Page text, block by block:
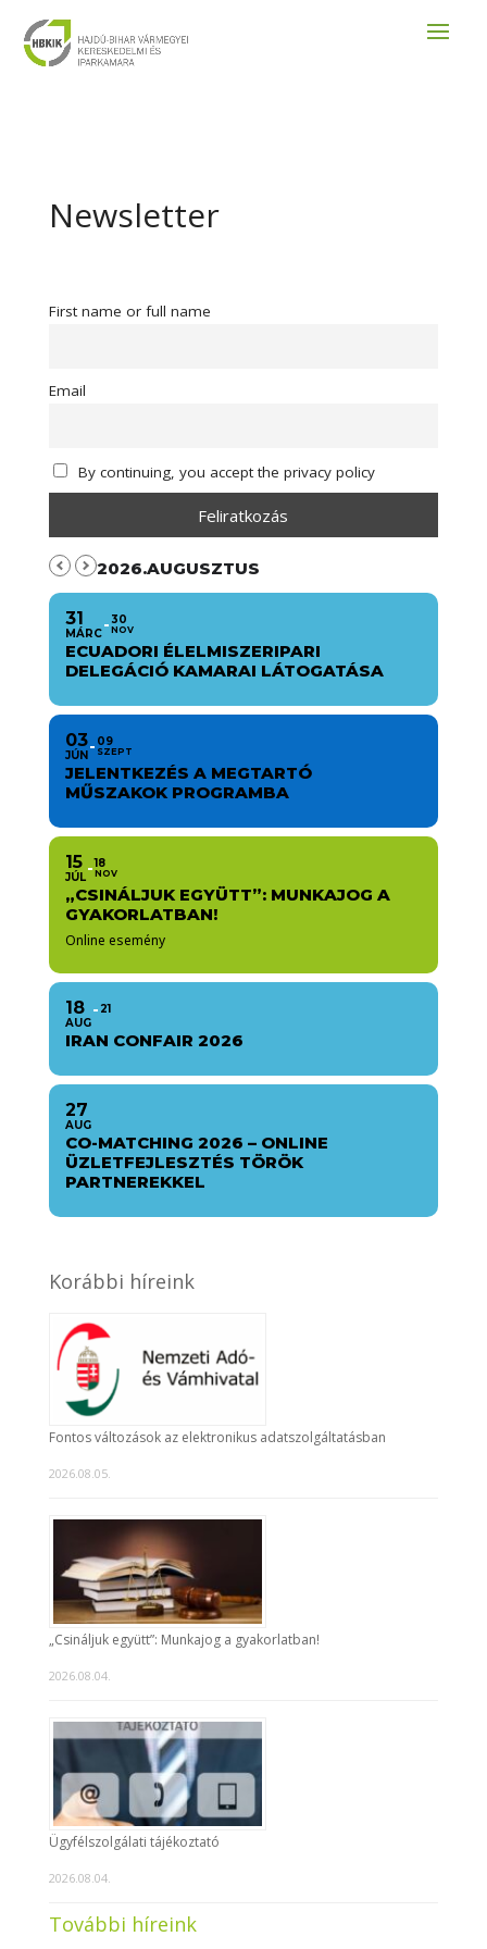
Newsletter
First name or full name
Email
By continuing, you accept the privacy policy
2026.AUGUSZTUS
31
MÁRC
30
NOV
ECUADORI ÉLELMISZERIPARI
DELEGÁCIÓ KAMARAI LÁTOGATÁSA
03
JÚN
09
SZEPT
JELENTKEZÉS A MEGTARTÓ
MŰSZAKOK PROGRAMBA
15
JÚL
18
NOV
„CSINÁLJUK EGYÜTT”: MUNKAJOG A
GYAKORLATBAN!
Online esemény
18
AUG
21
IRAN CONFAIR 2026
27
AUG
CO-MATCHING 2026 – ONLINE
ÜZLETFEJLESZTÉS TÖRÖK
PARTNEREKKEL
Korábbi híreink
Fontos változások az elektronikus adatszolgáltatásban
2026.08.05.
„Csináljuk együtt”: Munkajog a gyakorlatban!
2026.08.04.
Ügyfélszolgálati tájékoztató
2026.08.04.
További híreink